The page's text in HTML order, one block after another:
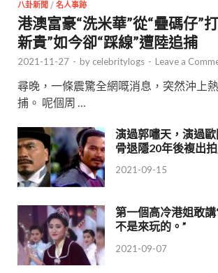
八卦新聞 / 名人事跡
港澳富豪“洗米華”從“疊碼仔”
新貴”如今卻“踩線”遭陸追捕
2021-11-27 - by celebritylogs - Leave a
尋晚，一條震驚全網嘅消息，突然沖上
捕。 呢個周 …
演過郭嘯天，演過
骨退隱20年後複出
2021-09-15
第一個高冷港姐敢講
不是來玩的。”
2021-09-07